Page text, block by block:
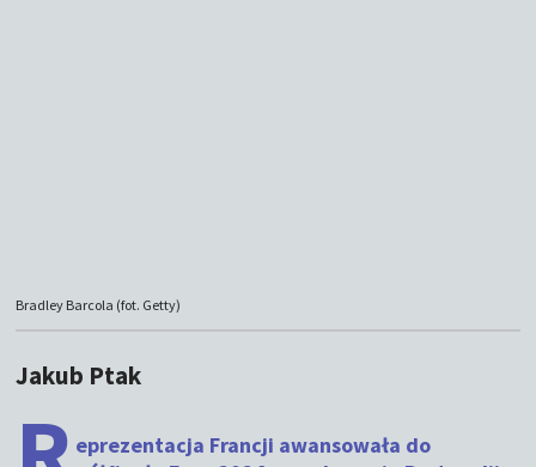
Bradley Barcola (fot. Getty)
Jakub Ptak
eprezentacja Francji awansowała do